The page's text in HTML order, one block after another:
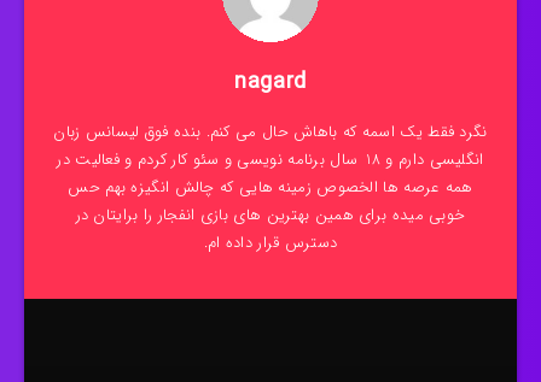
nagard
نگرد فقط یک اسمه که باهاش حال می کنم. بنده فوق لیسانس زبان
انگلیسی دارم و 18 سال برنامه نویسی و سئو کار کردم و فعالیت در
همه عرصه ها الخصوص زمینه هایی که چالش انگیزه بهم حس
خوبی میده برای همین بهترین های بازی انفجار را برایتان در
دسترس قرار داده ام.